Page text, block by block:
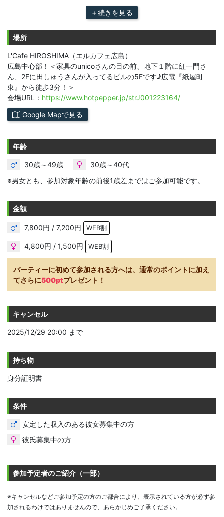
場所
L'Cafe HIROSHIMA（エルカフェ広島）
広島中心部！＜家具のunicoさんの目の前、地下１階に紅一門さ
ん、2Fに田しゅうさんが入ってるビルの5Fです♪広電『紙屋町
東』から徒歩3分！＞
会場URL： https://www.hotpepper.jp/strJ001223164/
Google Mapで見る
年齢
30歳～49歳
30歳～40代
※男女とも、参加対象年齢の前後1歳差まではご参加可能です。
金額
7,800円 / 7,200円 WEB割
4,800円 / 1,500円 WEB割
パーティーに初めて参加される方へは、通常のポイントに加え
てさらに500ptプレゼント！
キャンセル
2025/12/29 20:00 まで
持ち物
身分証明書
条件
安定した収入のある彼女募集中の方
彼氏募集中の方
＋続きを見る
参加予定者のご紹介（一部）
※キャンセルなどご参加予定の方のご都合により、表示されている方が必ず参
加されるわけではありませんので、あらかじめご了承ください。